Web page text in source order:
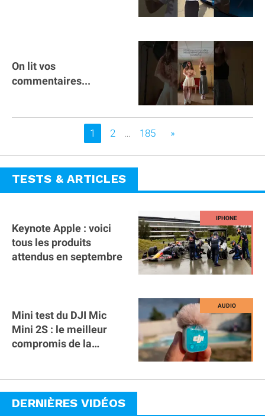
On lit vos
commentaires...
Vous êtes sur la page
1 2 … 185 »
TESTS & ARTICLES
Keynote Apple : voici
tous les produits
attendus en septembre
Mini test du DJI Mic
Mini 2S : le meilleur
compromis de la
DERNIÈRES VIDÉOS